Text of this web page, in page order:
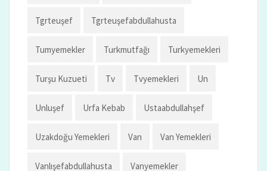
Tgrteuşef Tgrteuşefabdullahusta
Tumyemekler Turkmutfağı Turkyemekleri
Turşu Kuzueti Tv Tvyemekleri Un
Unluşef Urfa Kebab Ustaabdullahşef
Uzakdoğu Yemekleri Van Van Yemekleri
Vanlışefabdullahusta Vanyemekler